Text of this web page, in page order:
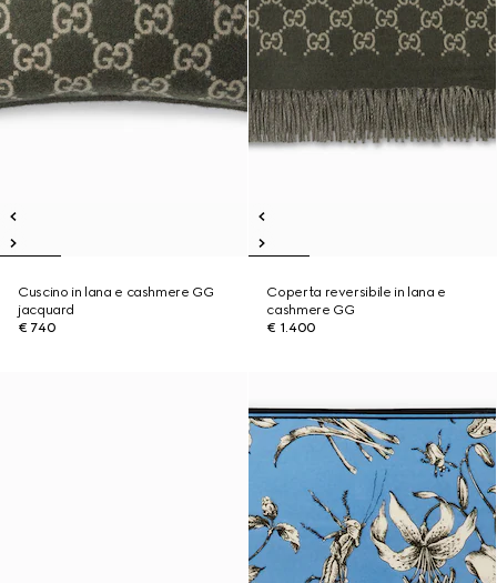
Cuscino in lana e cashmere GG
jacquard
€ 740
Coperta reversibile in lana e
cashmere GG
€ 1.400